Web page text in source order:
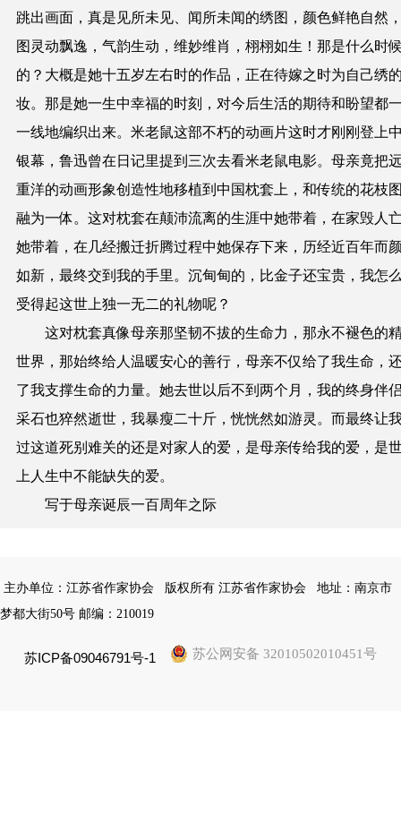
跳出画面，真是见所未见
闻所未闻的绣图，颜色鲜艳自然
图灵动飘逸，气韵生动，维妙维肖，栩栩如生！那是什么时
的？大概是她十五岁左右时的作品，正在待嫁之时为自己绣
妆。那是她一生中幸福的时刻，对今后生活的期待和盼望都
一线地编织出来。米老鼠这部不朽的动画片这时才刚刚登上
银幕，鲁迅曾在日记里提到三次去看米老鼠电影。母亲竟把
重洋的动画形象创造性地移植到中国枕套上，和传统的花枝
融为一体。这对枕套在颠沛流离的生涯中她带着，在家毁人
她带着，在几经搬迁折腾过程中她保存下来，历经近百年而
如新，最终交到我的手里。沉甸甸的，比金子还宝贵，我怎
受得起这世上独一无二的礼物呢？
这对枕套真像母亲那坚韧不拔的生命力，那永不褪色的
世界，那始终给人温暖安心的善行，母亲不仅给了我生命，
了我支撑生命的力量。她去世以后不到两个月，我的终身伴
采石也猝然逝世，我暴瘦二十斤，恍恍然如游灵。而最终让
过这道死别难关的还是对家人的爱，是母亲传给我的爱，是
上人生中不能缺失的爱。
写于母亲诞辰一百周年之际
主办单位：江苏省作家协会 版权所有 江苏省作家协会
地址：南京市
梦都大街50号 邮编：210019
苏ICP备09046791号-1 苏公网安备 32010502010451号